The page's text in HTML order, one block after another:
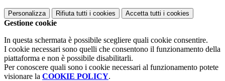
Personalizza Rifiuta tutti i cookies Accetta tutti i cookies
Gestione cookie
In questa schermata è possibile scegliere quali cookie consentire.
I cookie necessari sono quelli che consentono il funzionamento della
piattaforma e non è possibile disabilitarli.
Per conoscere quali sono i cookie necessari al funzionamento potete
visionare la COOKIE POLICY.